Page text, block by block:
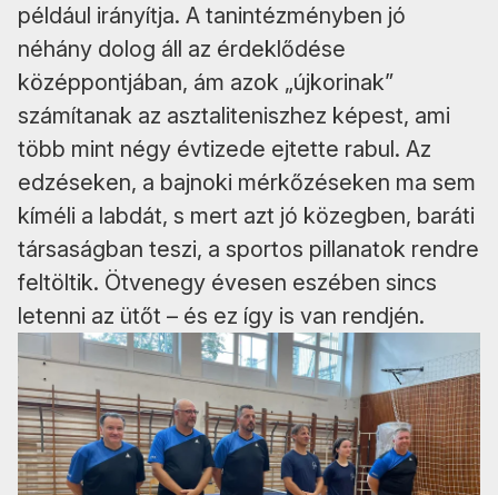
például irányítja. A tanintézményben jó
néhány dolog áll az érdeklődése
középpontjában, ám azok „újkorinak”
számítanak az asztaliteniszhez képest, ami
több mint négy évtizede ejtette rabul. Az
edzéseken, a bajnoki mérkőzéseken ma sem
kíméli a labdát, s mert azt jó közegben, baráti
társaságban teszi, a sportos pillanatok rendre
feltöltik. Ötvenegy évesen eszében sincs
letenni az ütőt – és ez így is van rendjén.